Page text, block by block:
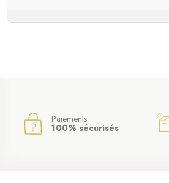
Paiements
100% sécurisés